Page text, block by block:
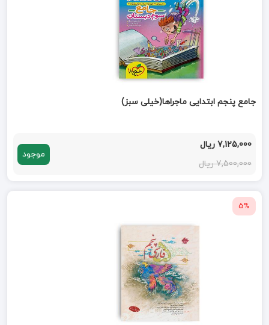
جامع پنجم ابتدایی ماجراها(خیلی سبز)
7,125,000 ریال
7,500,000 ریال
موجود
5%